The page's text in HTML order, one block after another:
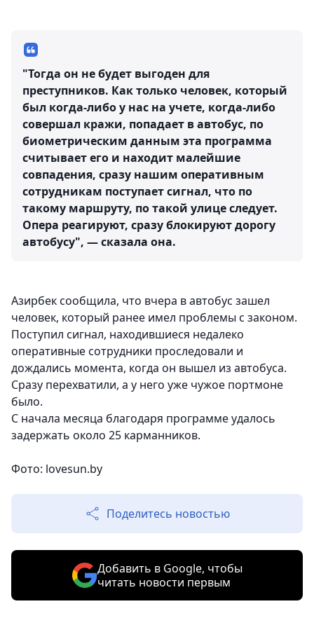
"Тогда он не будет выгоден для
преступников. Как только человек, который
был когда-либо у нас на учете, когда-либо
совершал кражи, попадает в автобус, по
биометрическим данным эта программа
считывает его и находит малейшие
совпадения, сразу нашим оперативным
сотрудникам поступает сигнал, что по
такому маршруту, по такой улице следует.
Опера реагируют, сразу блокируют дорогу
автобусу", — сказала она.
Азирбек сообщила, что вчера в автобус зашел
человек, который ранее имел проблемы с законом.
Поступил сигнал, находившиеся недалеко
оперативные сотрудники проследовали и
дождались момента, когда он вышел из автобуса.
Сразу перехватили, а у него уже чужое портмоне
было.
С начала месяца благодаря программе удалось
задержать около 25 карманников.
Фото: lovesun.by
Поделитесь новостью
Добавить в Google, чтобы
читать новости первым